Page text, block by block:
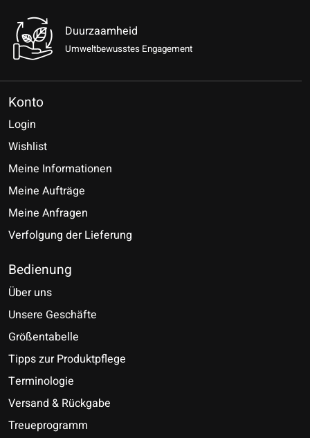
Duurzaamheid
Umweltbewusstes Engagement
Konto
Login
Wishlist
Meine Informationen
Meine Aufträge
Meine Anfragen
Verfolgung der Lieferung
Bedienung
Über uns
Unsere Geschäfte
Größentabelle
Tipps zur Produktpflege
Terminologie
Versand & Rückgabe
Treueprogramm